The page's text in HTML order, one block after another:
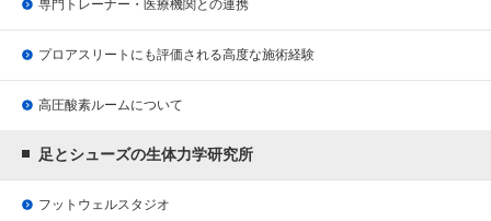
専門トレーナー・医療機関との連携
プロアスリートにも評価される高度な施術経験
高圧酸素ルームについて
足とシューズの生体力学研究所
フットウェルスタジオ